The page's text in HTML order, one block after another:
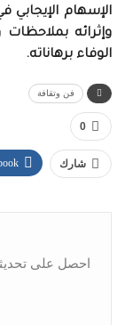
الإسهام الإيجابي
وإثرائه
الوفاء برهاناته.
فن وتقافة
0
شارك
احصل على